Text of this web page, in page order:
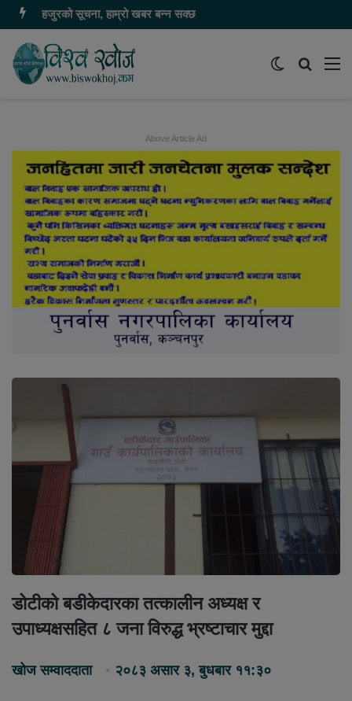
हजुरको सूचना, हाम्रो खबर बन्न सक्छ
समाचार
Switch
Above Article Ad
डोटीको बडीकेदारका तत्कालीन अध्यक्ष र
उपाध्यक्षसहित ८ जना विरुद्ध भ्रष्टाचार मुद्दा
खोज सम्वाददाता २०८३ असार ३, बुधबार ११:३०